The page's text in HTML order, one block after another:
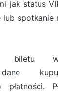
jak status
spotkanie
dane
płatności.